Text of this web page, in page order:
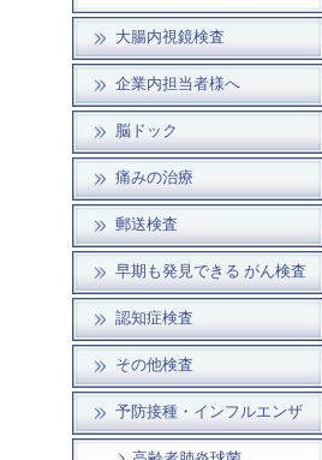
大腸内視鏡検査
企業内担当者様へ
脳ドック
痛みの治療
郵送検査
早期も発見できる がん検査
認知症検査
その他検査
予防接種・インフルエンザ